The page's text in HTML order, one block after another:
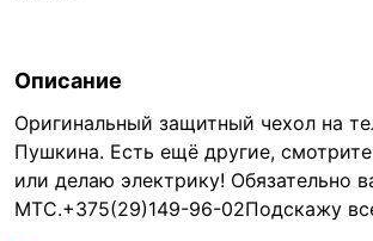
Описание
Оригинальный защитный чехол на
Пушкина. Есть ещё другие,
или делаю электрику! Обязательно
МТС.+375(29)149-96-02Подскажу